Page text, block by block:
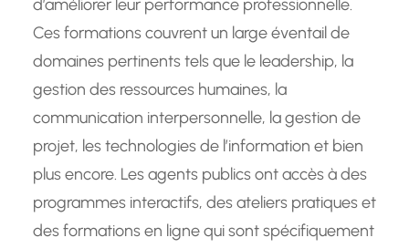
d’améliorer leur performance professionnelle.
Ces formations couvrent un large éventail de
domaines pertinents tels que le leadership, la
gestion des ressources humaines, la
communication interpersonnelle, la gestion de
projet, les technologies de l’information et bien
plus encore. Les agents publics ont accès à des
programmes interactifs, des ateliers pratiques et
des formations en ligne qui sont spécifiquement